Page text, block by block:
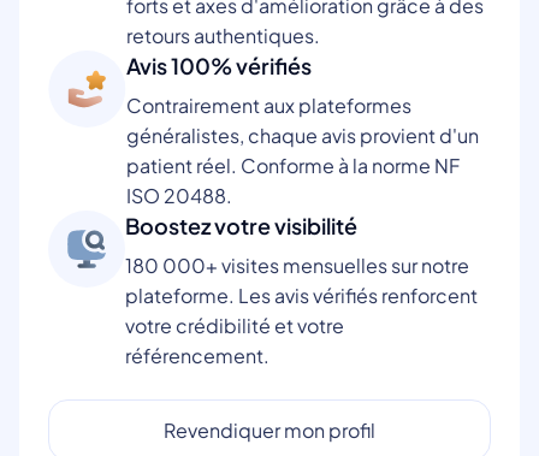
forts et axes d'amélioration grâce à des
retours authentiques.
Avis 100% vérifiés
Contrairement aux plateformes
généralistes, chaque avis provient d'un
patient réel. Conforme à la norme NF
ISO 20488.
Boostez votre visibilité
180 000+ visites mensuelles sur notre
plateforme. Les avis vérifiés renforcent
votre crédibilité et votre
référencement.
Revendiquer mon profil